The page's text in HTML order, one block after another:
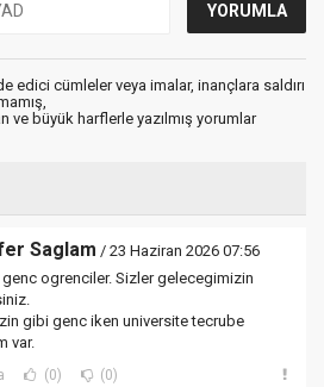
edici cümleler veya imalar, inançlara saldırı
ve büyük harflerle yazılmış yorumlar
Saglam / 23 Haziran 2026 07:56
ogrenciler. Sizler gelecegimizin
gibi genc iken universite tecrube
var.
(0) (0)